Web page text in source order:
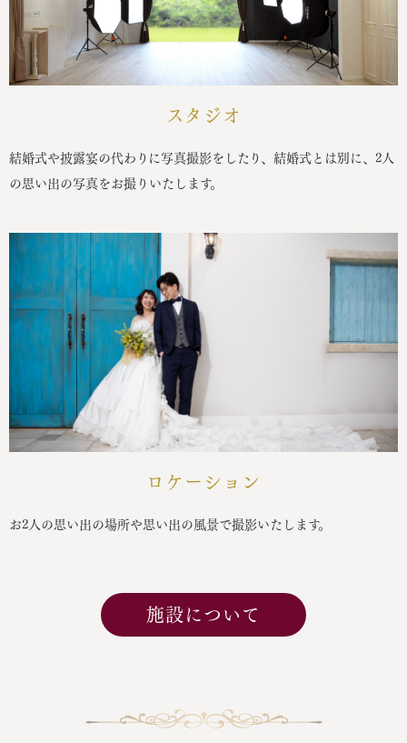
スタジオ
結婚式や披露宴の代わりに写真撮影をしたり、結婚式とは別に、2人
の思い出の写真をお撮りいたします。
ロケーション
お2人の思い出の場所や思い出の風景で撮影いたします。
施設について